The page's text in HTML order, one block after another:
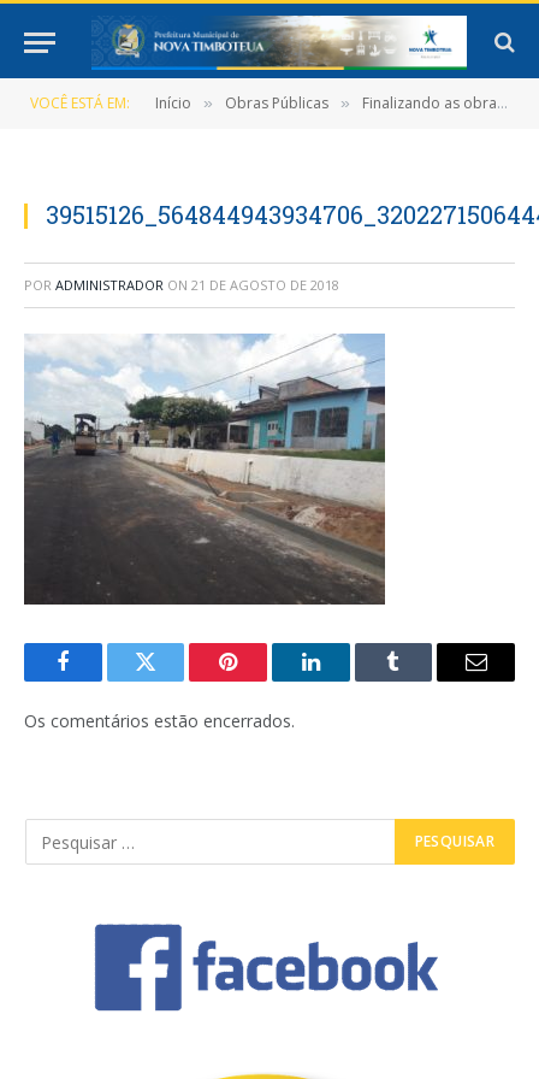
VOCÊ ESTÁ EM: Início » Obras Públicas » Finalizando as obras! SINFRO está concluindo obras municipais com excelência.
POR ADMINISTRADOR ON 21 DE AGOSTO DE 2018
FacebookTwitter Pinterest LinkedInTumblr
E-
Os comentários estão encerrados.